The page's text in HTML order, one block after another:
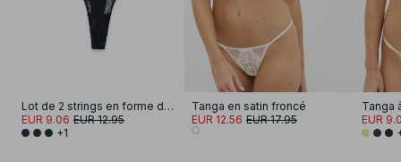
Lot de 2 strings en forme de V
EUR 9.06 EUR 12.95
+1
Tanga en satin froncé
EUR 12.56 EUR 17.95
Tanga
EUR